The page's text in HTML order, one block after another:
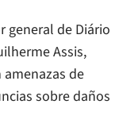
general de Diário
Assis,
de
sobre daños